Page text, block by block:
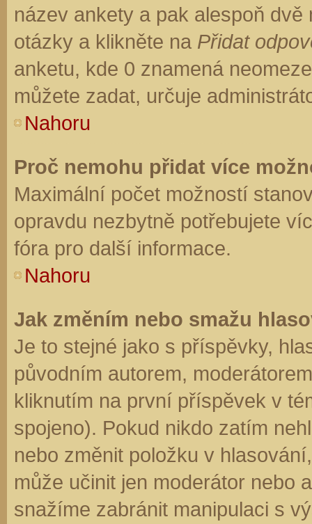
název ankety a pak alespoň
otázky a klikněte na Přidat
anketu, kde 0 znamená
můžete zadat, určuje
Nahoru
Proč nemohu přidat více
Maximální počet možností
opravdu nezbytně potřebujete
fóra pro další informace.
Nahoru
Jak změním nebo smažu
Je to stejné jako s příspěvky,
původním autorem,
kliknutím na první příspěvek v
spojeno). Pokud nikdo zatím
nebo změnit položku v
může učinit jen moderátor nebo
snažíme zabránit manipulaci s